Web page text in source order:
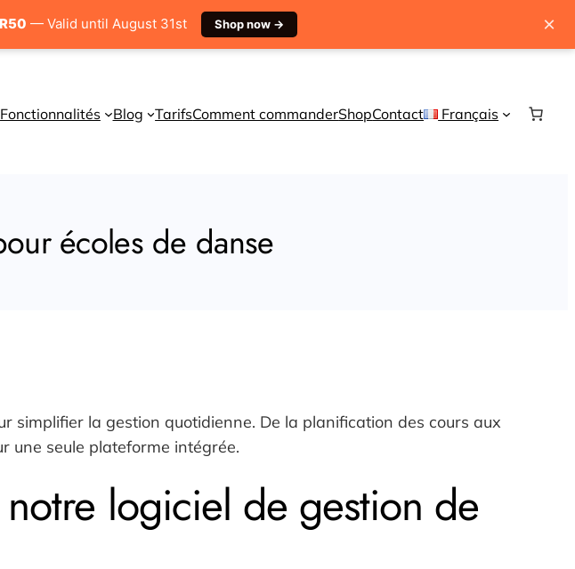
Fonctionnalités Blog TarifsComment commanderShopContact Français
écoles de danse
simplifier la gestion quotidienne. De la planification des cours aux
une seule plateforme intégrée.
logiciel de gestion de
— Valid until August 31st Shop now → ×